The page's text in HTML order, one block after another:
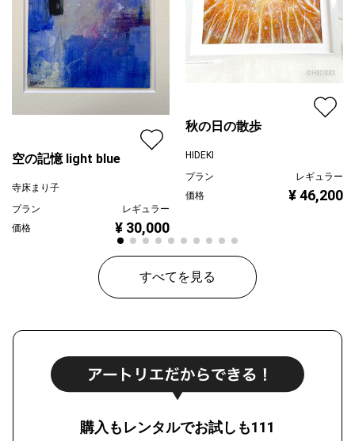
空の記憶 light blue
寺床まり子
プラン
レギュラー
価格
¥ 30,000
秋の日の散歩
HIDEKI
プラン
レギュラー
価格
¥ 46,200
すべてを見る
購入もレンタルでお試しも111